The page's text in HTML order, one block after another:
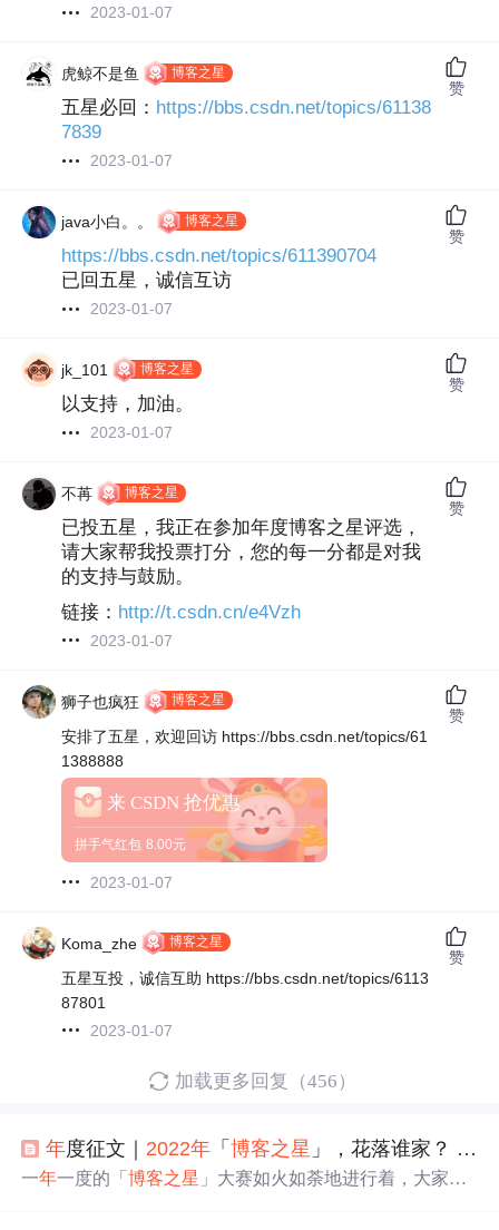
2023-01-07
虎鲸不是鱼 博客之星
五星必回： https://bbs.csdn.net/topics/61138
7839
2023-01-07
赞
java小白。。 博客之星
https://bbs.csdn.net/topics/611390704
已回五星，诚信互访
2023-01-07
赞
jk_101 博客之星
以支持，加油。
2023-01-07
赞
不苒 博客之星
已投五星，我正在参加年度博客之星评选，
请大家帮我投票打分，您的每一分都是对我
的支持与鼓励。
链接： http://t.csdn.cn/e4Vzh
2023-01-07
赞
狮子也疯狂 博客之星
安排了五星，欢迎回访 https://bbs.csdn.net/topics/61
1388888
来 CSDN 抢优惠
拼手气红包 8.00元
2023-01-07
赞
Koma_zhe 博客之星
五星互投，诚信互助 https://bbs.csdn.net/topics/6113
87801
2023-01-07
赞
加载更多回复（456）
年度征文｜ 2022年 「博客之星 」，花落谁家？ 大家来竞猜吧
一年一度的「博客之星 」大赛如火如荼地进行着，大家都